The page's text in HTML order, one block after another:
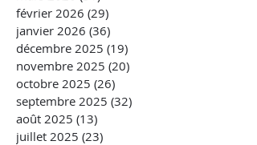
février 2026 (29)
janvier 2026 (36)
décembre 2025 (19)
novembre 2025 (20)
octobre 2025 (26)
septembre 2025 (32)
août 2025 (13)
juillet 2025 (23)